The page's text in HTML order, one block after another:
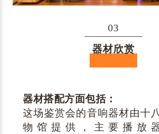
03
器材欣赏
器材搭配方面包括：
这场鉴赏会的音响器材由十
物馆提供，主要播放